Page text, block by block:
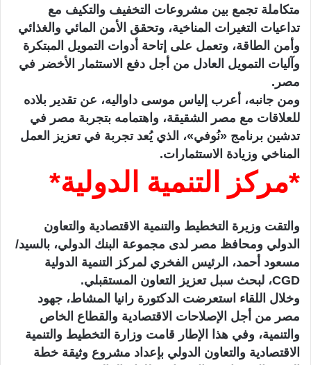
متكاملة تجمع بين مشروعات التخفيف والتكيف مع
تداعيات التغيرات المناخية، وتحقق الأمن المائي والغذائي
وأمن الطاقة، وتعمل على إتاحة أدوات التمويل المبتكرة
وآليات التمويل العادل من أجل دفع الاستثمار الأخضر في
مصر.
ومن جانبه، أعرب إلياس موسى داواليه، عن تقدير بلاده
للعلاقات مع مصر الشقيقة، واهتمامه بتجربة مصر في
تدشين برنامج «نُوفي»، الذي يُعد تجربة في تعزيز العمل
المناخي وزيادة الاستثمارات.
*مركز التنمية الدولية*
والتقت وزيرة التخطيط والتنمية الاقتصادية والتعاون
الدولي ومحافظ مصر لدى مجموعة البنك الدولي، بالسيد/
مسعود أحمد، الرئيس الفخري لمركز التنمية الدولية
CGD، لبحث سبل تعزيز التعاون المستقبلي.
وخلال اللقاء استعرضت الدكتورة رانيا المشاط، جهود
مصر من أجل الإصلاحات الاقتصادية والقطاع الخاص
والتنمية، وفي هذا الإطار قامت وزارة التخطيط والتنمية
الاقتصادية والتعاون الدولي بإعداد مشروع وثيقة خطة